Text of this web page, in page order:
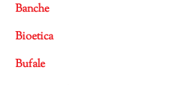
Banche
Bioetica
Bufale